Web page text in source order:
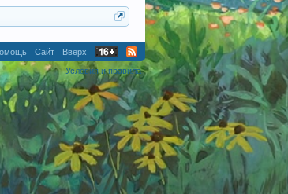
Сайт
Вверх
Условия и правила